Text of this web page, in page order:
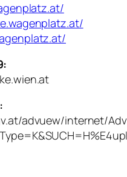
advuew/internet/